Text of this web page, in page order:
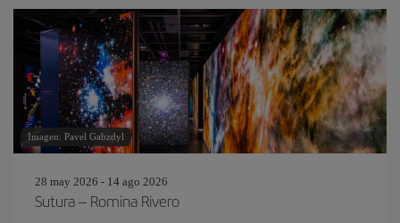
Imagen: Pavel Gabzdyl
28 may 2026 - 14 ago 2026
Sutura – Romina Rivero